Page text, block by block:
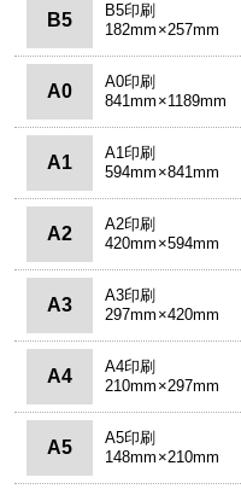
B5
B5印刷
182mm×257mm
A0
A0印刷
841mm×1189mm
A1
A1印刷
594mm×841mm
A2
A2印刷
420mm×594mm
A3
A3印刷
297mm×420mm
A4
A4印刷
210mm×297mm
A5
A5印刷
148mm×210mm